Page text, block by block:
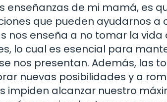
enseñanzas de mi mamá, es
que pueden ayudarnos a
nos enseña a no tomar la vida
lo cual es esencial para
nos presentan. Además, las
nuevas posibilidades y a
impiden alcanzar nuestro